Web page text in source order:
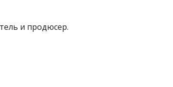
и продюсер.